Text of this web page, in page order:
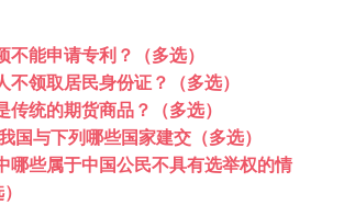
不能申请专利？（多选）
不领取居民身份证？（多选）
传统的期货商品？（多选）
国与下列哪些国家建交（多选）
哪些属于中国公民不具有选举权的情